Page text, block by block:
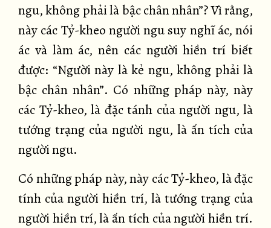
ngu, không phải là bậc chân nhân”? Vì rằng,
này các Tỷ-kheo người ngu suy nghĩ ác, nói
ác và làm ác, nên các người hiền trí biết
được: “Người này là kẻ ngu, không phải là
bậc chân nhân”. Có những pháp này, này
các Tỷ-kheo, là đặc tánh của người ngu, là
tướng trạng của người ngu, là ấn tích của
người ngu.
Có những pháp này, này các Tỷ-kheo, là đặc
tính của người hiền trí, là tướng trạng của
người hiền trí, là ấn tích của người hiền trí.